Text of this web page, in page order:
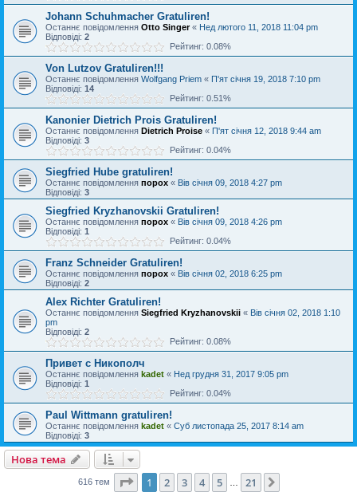
Johann Schuhmacher Gratuliren!
Останнє повідомлення Otto Singer« Нед лютого 11, 2018 11:04 pm
Відповіді: 2
Рейтинг: 0.08%
Von Lutzov Gratuliren!!!
Останнє повідомлення Wolfgang Priem « П'ят січня 19, 2018 7:10 pm
Відповіді: 14
Рейтинг: 0.51%
Kanonier Dietrich Prois Gratuliren!
Останнє повідомлення Dietrich Proise « П'ят січня 12, 2018 9:44 am
Відповіді: 3
Рейтинг: 0.04%
Siegfried Hube gratuliren!
Останнє повідомлення порох « Вів січня 09, 2018 4:27 pm
Відповіді: 3
Siegfried Kryzhanovskii Gratuliren!
Останнє повідомлення порох « Вів січня 09, 2018 4:26 pm
Відповіді: 1
Рейтинг: 0.04%
Franz Schneider Gratuliren!
Останнє повідомлення порох « Вів січня 02, 2018 6:25 pm
Відповіді: 2
Alex Richter Gratuliren!
Останнє повідомлення Siegfried Kryzhanovskii « Вів січня 02, 2018 1:10
pm
Відповіді: 2
Рейтинг: 0.08%
Привет с Никополч
Останнє повідомлення kadet « Нед грудня 31, 2017 9:05 pm
Відповіді: 1
Рейтинг: 0.04%
Paul Wittmann gratuliren!
Останнє повідомлення kadet « Суб листопада 25, 2017 8:14 am
Відповіді: 3
Нова тема
616 тем Сторінка1 21
1 2 3 4 5 21